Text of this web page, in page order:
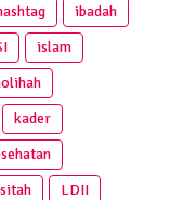
ibadah
islam
kader
LDII